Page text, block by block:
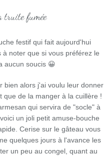
festif qui fait aujourd'hui
noter que si vous préférez le
aucun soucis 😀
bien alors j'ai voulu leur donner
que de la manger à la cuillère !
qui servira de "socle" à
un joli petit amuse-bouche
Cerise sur le gâteau vous
quelques jours à l'avance les
un peu au congel, quant au